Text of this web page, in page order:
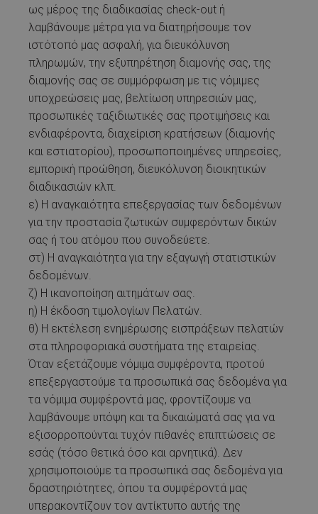
ως μέρος της διαδικασίας check-out ή
λαμβάνουμε μέτρα για να διατηρήσουμε τον
ιστότοπό μας ασφαλή, για διευκόλυνση
πληρωμών, την εξυπηρέτηση διαμονής σας, της
διαμονής σας σε συμμόρφωση με τις νόμιμες
υποχρεώσεις μας, βελτίωση υπηρεσιών μας,
προσωπικές ταξιδιωτικές σας προτιμήσεις και
ενδιαφέροντα, διαχείριση κρατήσεων (διαμονής
και εστιατορίου), προσωποποιημένες υπηρεσίες,
εμπορική προώθηση, διευκόλυνση διοικητικών
διαδικασιών κλπ.
ε) Η αναγκαιότητα επεξεργασίας των δεδομένων
για την προστασία ζωτικών συμφερόντων δικών
σας ή του ατόμου που συνοδεύετε.
στ) Η αναγκαιότητα για την εξαγωγή στατιστικών
δεδομένων.
ζ) Η ικανοποίηση αιτημάτων σας.
η) Η έκδοση τιμολογίων Πελατών.
θ) Η εκτέλεση ενημέρωσης εισπράξεων πελατών
στα πληροφοριακά συστήματα της εταιρείας.
Όταν εξετάζουμε νόμιμα συμφέροντα, προτού
επεξεργαστούμε τα προσωπικά σας δεδομένα για
τα νόμιμα συμφέροντά μας, φροντίζουμε να
λαμβάνουμε υπόψη και τα δικαιώματά σας για να
εξισορροπούνται τυχόν πιθανές επιπτώσεις σε
εσάς (τόσο θετικά όσο και αρνητικά). Δεν
χρησιμοποιούμε τα προσωπικά σας δεδομένα για
δραστηριότητες, όπου τα συμφέροντά μας
υπερακοντίζουν τον αντίκτυπο αυτής της